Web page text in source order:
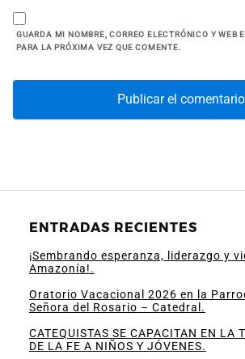
GUARDA MI NOMBRE, CORREO ELECTRÓNICO Y WEB
PARA LA PRÓXIMA VEZ QUE COMENTE.
ENTRADAS RECIENTES
¡Sembrando esperanza, liderazgo y
Amazonía!.
Oratorio Vacacional 2026 en la
Señora del Rosario – Catedral.
CATEQUISTAS SE CAPACITAN EN LA
DE LA FE A NIÑOS Y JÓVENES.